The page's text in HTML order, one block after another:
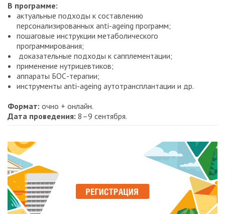
В программе:
актуальные подходы к составлению
персонализированных anti-ageing программ;
пошаговые инструкции метаболического
программирования;
доказательные подходы к сапплементации;
применение нутрицевтиков;
аппараты БОС-терапии;
инструменты anti-ageing аутотрансплантации и др.
Формат: очно + онлайн.
Дата проведения: 8–9 сентября.